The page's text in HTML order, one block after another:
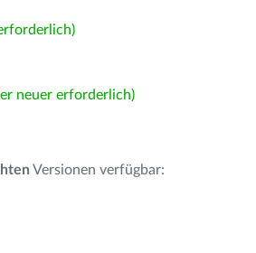
neuer erforderlich)
Versionen verfügbar: